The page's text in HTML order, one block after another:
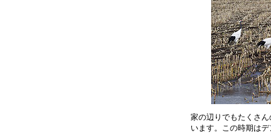
家の辺りでもたくさ
います。この時期は